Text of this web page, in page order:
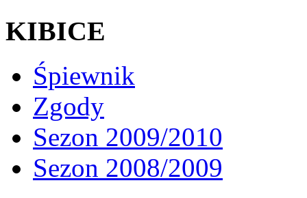
KIBICE
Śpiewnik
Zgody
Sezon 2009/2010
Sezon 2008/2009